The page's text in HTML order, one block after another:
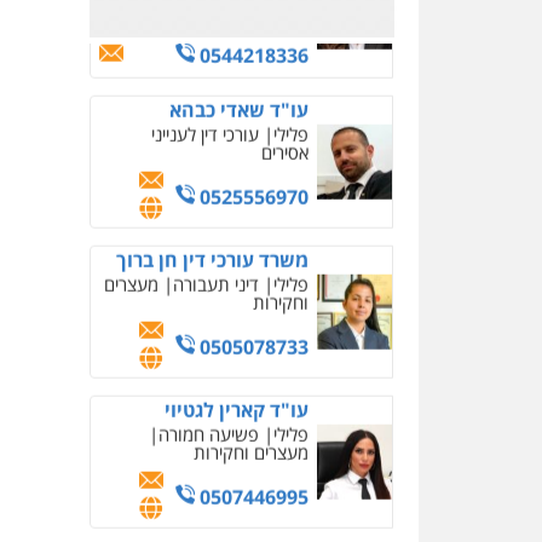
משרד עורכי דין טאי
שרקי
מרב"ד
0547556464
עו"ד אילן אלימלך
תעבורה אסירים
0522992110
פלילי פשיעה חמורה
מעצרים וחקירות
0509230800
משרד עורכי דין פארס